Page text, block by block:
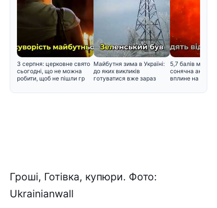
3 серпня: церковне свято
сьогодні, що не можна
робити, щоб не пішли гр
Майбутня зима в Україні:
до яких викликів
готуватися вже зараз
5,7 балів
сонячна
вплине на
Гроші, Готівка, купюри. Фото:
Ukrainianwall